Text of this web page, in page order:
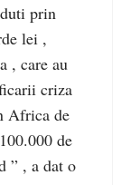
prin
lei ,
, care au
criza
Africa de
de
” , a dat o